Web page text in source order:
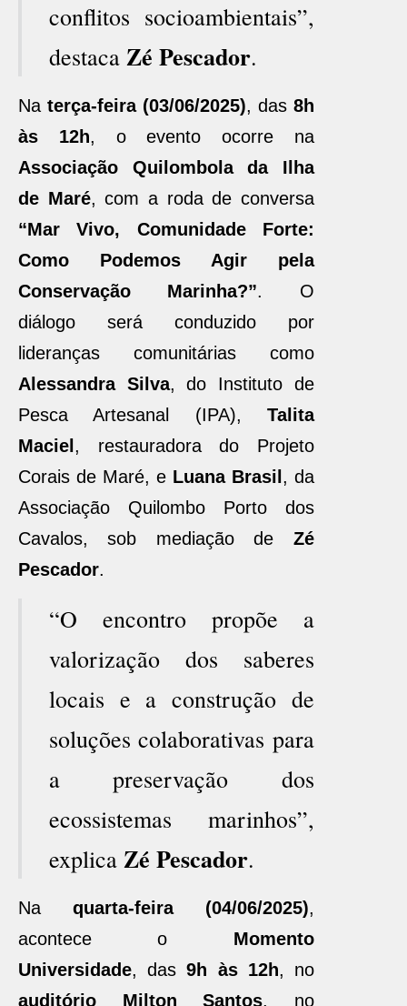
conflitos socioambientais”,
destaca Zé Pescador.
Na terça-feira (03/06/2025), das 8h
às 12h, o evento ocorre na
Associação Quilombola da Ilha
de Maré, com a roda de conversa
“Mar Vivo, Comunidade Forte:
Como Podemos Agir pela
Conservação Marinha?”. O
diálogo será conduzido por
lideranças comunitárias como
Alessandra Silva, do Instituto de
Pesca Artesanal (IPA), Talita
Maciel , restauradora do Projeto
Corais de Maré, e Luana Brasil , da
Associação Quilombo Porto dos
Cavalos, sob mediação de Zé
Pescador.
“O encontro propõe a
valorização dos saberes
locais e a construção de
soluções colaborativas para
a preservação dos
ecossistemas marinhos”,
explica Zé Pescador.
Na quarta-feira (04/06/2025),
acontece o Momento
Universidade, das9h às 12h, no
auditório Milton Santos, no